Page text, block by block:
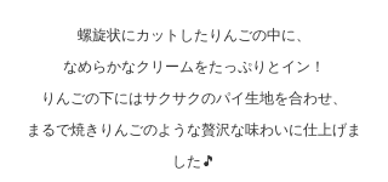
螺旋状にカットしたりんごの中に、
なめらかなクリームをたっぷりとイン！
りんごの下にはサクサクのパイ生地を合わせ、
まるで焼きりんごのような贅沢な味わいに仕上げま
した🎵